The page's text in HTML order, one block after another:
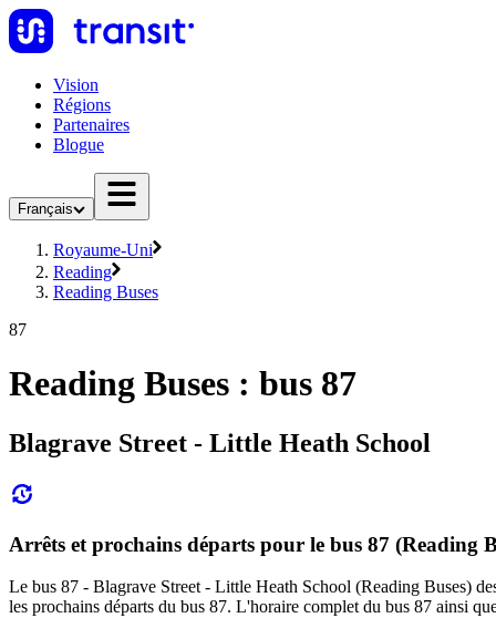
Vision
Régions
Partenaires
Blogue
Français
Royaume-Uni
Reading
Reading Buses
87
Reading Buses : bus 87
Blagrave Street - Little Heath School
Arrêts et prochains départs pour le bus 87 (Reading
Le bus 87 - Blagrave Street - Little Heath School (Reading Buses)
les prochains départs du bus 87. L'horaire complet du bus 87 ainsi